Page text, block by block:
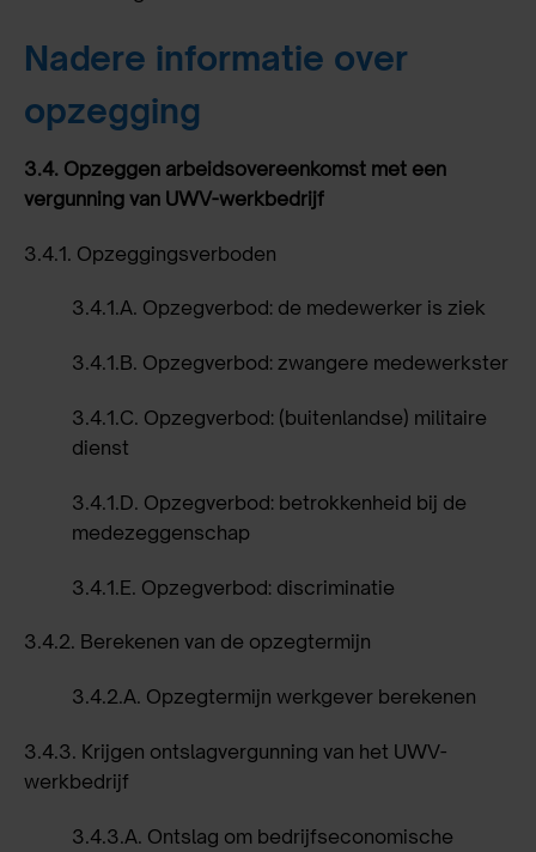
Nadere informatie over
opzegging
3.4. Opzeggen arbeidsovereenkomst met een
vergunning van UWV-werkbedrijf
3.4.1. Opzeggingsverboden
3.4.1.A. Opzegverbod: de medewerker is ziek
3.4.1.B. Opzegverbod: zwangere medewerkster
3.4.1.C. Opzegverbod: (buitenlandse) militaire
dienst
3.4.1.D. Opzegverbod: betrokkenheid bij de
medezeggenschap
3.4.1.E. Opzegverbod: discriminatie
3.4.2. Berekenen van de opzegtermijn
3.4.2.A. Opzegtermijn werkgever berekenen
3.4.3. Krijgen ontslagvergunning van het UWV-
werkbedrijf
3.4.3.A. Ontslag om bedrijfseconomische